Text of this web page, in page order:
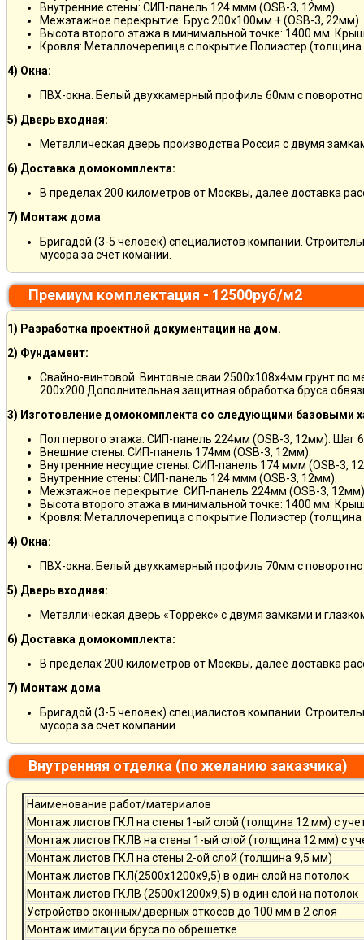
Внутренние стены: СИП-панель 124 ммм (OSB-3, 12мм).
Межэтажное перекрытие: Брус 200х100мм + (OSB-3, 22мм).
Высота второго этажа в минимальной точке: 1400 мм.
Кровля: Металлочерепица с покрытие Полиэстер
4) Окна:
ПВХ-окна. Белый двухкамерный профиль 60мм с
5) Дверь входная:
Металлическая дверь производства Россия с двумя
6) Доставка домокомплекта:
В пределах 200 километров от Москвы, далее доставка
7) Монтаж дома
Бригадой (3-5 человек) специалистов компании.
мусора за счет комании.
Премиум комплектация - 12500руб/м2
1) Разработка проектной документации на дом.
2) Фундамент:
Свайно-винтовой. Винтовые сваи 2500х108х4мм грунт по
200х200 Дополнительная защитная обработка бруса
3) Изготовление домокомплекта со следующими базовыми
Пол первого этажа: СИП-панель 224мм (OSB-3, 12мм). Шаг
Внешние стены: СИП-панель 174мм (OSB-3, 12мм).
Внутренние несущие стены: СИП-панель 174 ммм (OSB-3,
Внутренние стены: СИП-панель 124 ммм (OSB-3, 12мм).
Межэтажное перекрытие: СИП-панель 224мм (OSB-3,
Высота второго этажа в минимальной точке: 1400 мм.
Кровля: Металлочерепица с покрытие Полиэстер
4) Окна:
ПВХ-окна. Белый двухкамерный профиль 70мм с
5) Дверь входная:
Металлическая дверь «Торрекс» с двумя замками и
6) Доставка домокомплекта:
В пределах 200 километров от Москвы, далее доставка
7) Монтаж дома
Бригадой (3-5 человек) специалистов компании.
мусора за счет компании.
Внутренняя отделка (по желанию заказчика)
Наименование работ/материалов
Монтаж листов ГКЛ на стены 1-ый слой (толщина 12 мм) с
Монтаж листов ГКЛВ на стены 1-ый слой (толщина 12 мм) с
Монтаж листов ГКЛ на стены 2-ой слой (толщина 9,5 мм)
Монтаж листов ГКЛ(2500х1200х9,5) в один слой на потолок
Монтаж листов ГКЛВ (2500х1200х9,5) в один слой на потолок
Устройство оконных/дверных откосов до 100 мм в 2 слоя
Монтаж имитации бруса по обрешетке